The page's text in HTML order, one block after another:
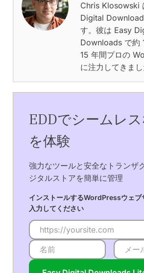
Chris Klosowski
Digital
す。彼は Easy
Downloads で約
15 年間プロの
に注力してきまし
EDDでシームレ
を体験
強力なツールと安全なトランザ
ジタルストアを簡単に管理
インストールするWordPressウェブ
入力してください